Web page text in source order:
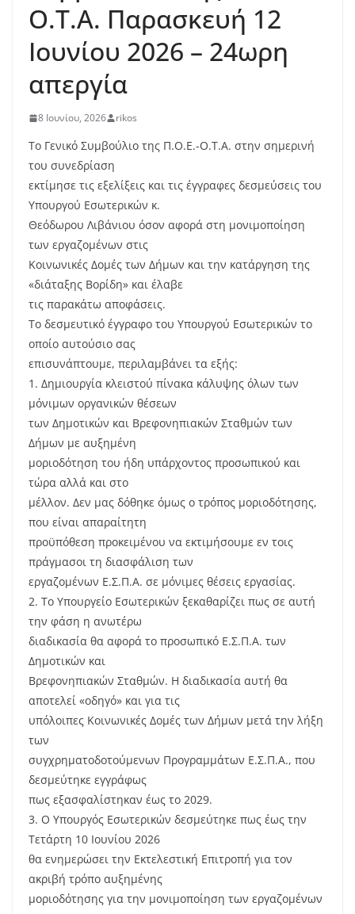
Ο.Τ.Α. Παρασκευή 12
Ιουνίου 2026 – 24ωρη
απεργία
8 Ιουνίου, 2026 rikos
Το Γενικό Συμβούλιο της Π.Ο.Ε.-Ο.Τ.Α. στην σημερινή
του συνεδρίαση
εκτίμησε τις εξελίξεις και τις έγγραφες δεσμεύσεις του
Υπουργού Εσωτερικών κ.
Θεόδωρου Λιβάνιου όσον αφορά στη μονιμοποίηση
των εργαζομένων στις
Κοινωνικές Δομές των Δήμων και την κατάργηση της
«διάταξης Βορίδη» και έλαβε
τις παρακάτω αποφάσεις.
Το δεσμευτικό έγγραφο του Υπουργού Εσωτερικών το
οποίο αυτούσιο σας
επισυνάπτουμε, περιλαμβάνει τα εξής:
1. Δημιουργία κλειστού πίνακα κάλυψης όλων των
μόνιμων οργανικών θέσεων
των Δημοτικών και Βρεφονηπιακών Σταθμών των
Δήμων με αυξημένη
μοριοδότηση του ήδη υπάρχοντος προσωπικού και
τώρα αλλά και στο
μέλλον. Δεν μας δόθηκε όμως ο τρόπος μοριοδότησης,
που είναι απαραίτητη
προϋπόθεση προκειμένου να εκτιμήσουμε εν τοις
πράγμασοι τη διασφάλιση των
εργαζομένων Ε.Σ.Π.Α. σε μόνιμες θέσεις εργασίας.
2. Το Υπουργείο Εσωτερικών ξεκαθαρίζει πως σε αυτή
την φάση η ανωτέρω
διαδικασία θα αφορά το προσωπικό Ε.Σ.Π.Α. των
Δημοτικών και
Βρεφονηπιακών Σταθμών. Η διαδικασία αυτή θα
αποτελεί «οδηγό» και για τις
υπόλοιπες Κοινωνικές Δομές των Δήμων μετά την λήξη
των
συγχρηματοδοτούμενων Προγραμμάτων Ε.Σ.Π.Α., που
δεσμεύτηκε εγγράφως
πως εξασφαλίστηκαν έως το 2029.
3. Ο Υπουργός Εσωτερικών δεσμεύτηκε πως έως την
Τετάρτη 10 Ιουνίου 2026
θα ενημερώσει την Εκτελεστική Επιτροπή για τον
ακριβή τρόπο αυξημένης
μοριοδότησης για την μονιμοποίηση των εργαζομένων